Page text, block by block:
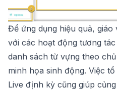
Để ứng dụng hiệu quả,
với các hoạt động tương
danh sách từ vựng theo
minh họa sinh động. Việc
Live định kỳ cũng giúp